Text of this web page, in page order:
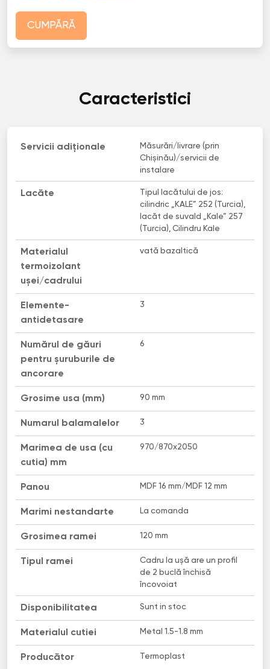
CUMPĂRĂ
Caracteristici
Servicii adiționale
Măsurări/livrare (prin
Chișinău)/servicii de
instalare
Lacăte
Tipul lacătului de jos:
cilindric „KALE” 252 (Turcia),
lacăt de suvald „Kale” 257
(Turcia), Cilindru Kale
Materialul
termoizolant
uşei/cadrului
vată bazaltică
Elemente-
antidetasare
3
Numărul de găuri
pentru șuruburile de
ancorare
6
Grosime usa (mm) 90 mm
Numarul balamalelor 3
Marimea de usa (cu
cutia) mm
970/870x2050
Panou MDF 16 mm/MDF 12 mm
Marimi nestandarte La comanda
Grosimea ramei 120 mm
Tipul ramei
Сadru la ușă are un profil
de 2 buclă închisă
încovoiat
Disponibilitatea Sunt in stoc
Materialul cutiei Metal 1.5-1.8 mm
Producător Termoplast